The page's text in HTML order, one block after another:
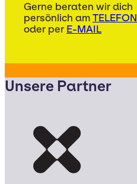
Gerne beraten wir dich
persönlich am TELEFON
oder per E-MAIL
Unsere Partner